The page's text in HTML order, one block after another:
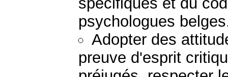
psychologues
Adopter des
preuve d'esprit